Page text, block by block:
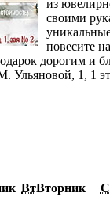
из
своими
повесите
дорогим и
Ульяновой, 1, 1
ВтВторник